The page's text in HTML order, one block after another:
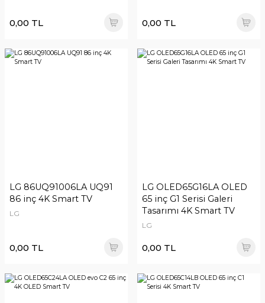
0,00 TL 0,00 TL
LG 86UQ91006LA UQ91
86 inç 4K Smart TV
LG
0,00 TL
LG OLED65G16LA OLED
65 inç G1 Serisi Galeri
Tasarımı 4K Smart TV
LG
0,00 TL